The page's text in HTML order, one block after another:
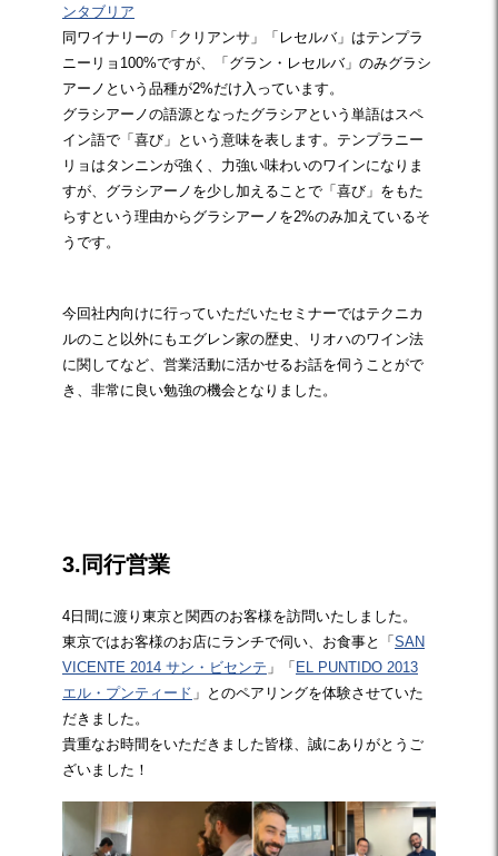
ンタブリア
同ワイナリーの「クリアンサ」「レセルバ」はテンプラ
ニーリョ100%ですが、「グラン・レセルバ」のみグラシ
アーノという品種が2%だけ入っています。
グラシアーノの語源となったグラシアという単語はスペ
イン語で「喜び」という意味を表します。テンプラニー
リョはタンニンが強く、力強い味わいのワインになりま
すが、グラシアーノを少し加えることで「喜び」をもた
らすという理由からグラシアーノを2%のみ加えているそ
うです。
今回社内向けに行っていただいたセミナーではテクニカ
ルのこと以外にもエグレン家の歴史、リオハのワイン法
に関してなど、営業活動に活かせるお話を伺うことがで
き、非常に良い勉強の機会となりました。
3.同行営業
4日間に渡り東京と関西のお客様を訪問いたしました。
東京ではお客様のお店にランチで伺い、お食事と「 SAN
VICENTE 2014 サン・ビセンテ 」「 EL PUNTIDO 2013
エル・プンティード 」とのペアリングを体験させていた
だきました。
貴重なお時間をいただきました皆様、誠にありがとうご
ざいました！